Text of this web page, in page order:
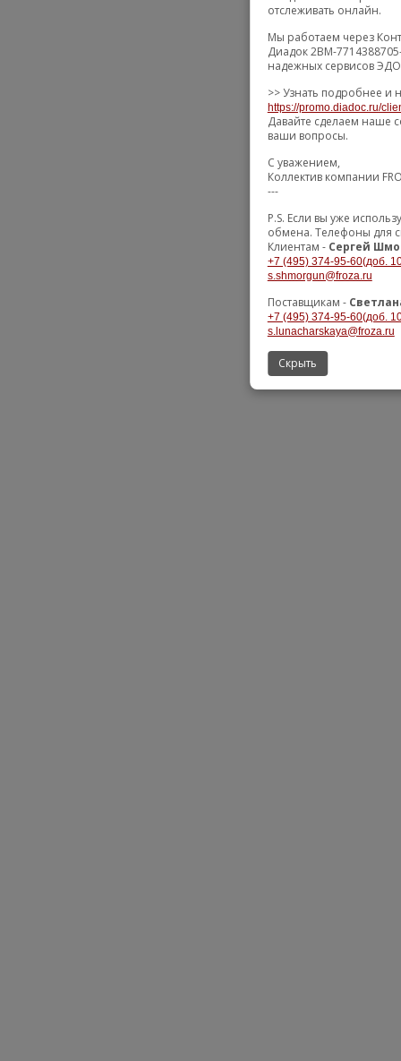
отслеживать онлайн.
Мы работаем через
Диадок 2BM-
надежных сервисов
>> Узнать подробнее и
https://promo.diadoc.ru/
Давайте сделаем наше
ваши вопросы.
С уважением,
Коллектив компании
---
P.S. Если вы уже
обмена. Телефоны для
Клиентам - Сергей
+7 (495) 374-95-60(доб.
s.shmorgun@froza.ru
Поставщикам -
+7 (495) 374-95-60(доб.
s.lunacharskaya@froza.ru
Скрыть